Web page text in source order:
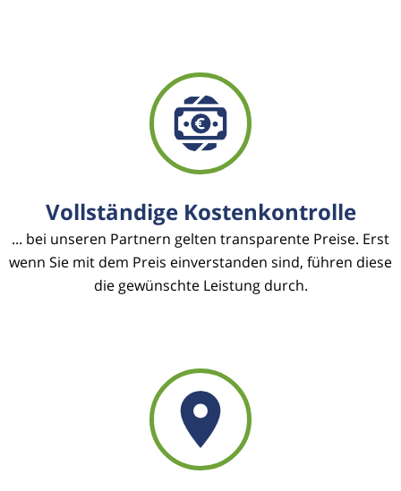
Vollständige Kostenkontrolle
... bei unseren Partnern gelten transparente Preise. Erst
wenn Sie mit dem Preis einverstanden sind, führen diese
die gewünschte Leistung durch.